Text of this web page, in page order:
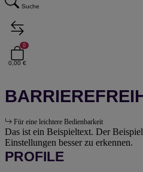
Suche
0
0,00 €
Für eine leichtere Bedienbarkeit
Das ist ein Beispieltext. Der
Einstellungen besser zu erkennen.
PROFILE